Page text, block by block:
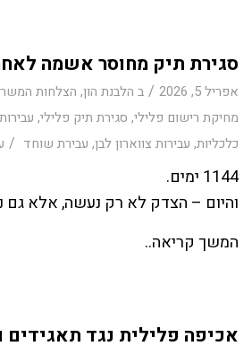
סגירת תיק מחוסר אשמה לאחר 1144
אפריל 5, 2026 / ב הלבנת הון, הצלחות
מחיקת רישום פלילי, סגירת תיק פלילי,
כלכליות, עבירות צווארון לבן, עבירת שוחד /
1144 ימים.
והיום – הצדק לא רק נעשה, אלא גם
המשך קריאה..
אכיפה פלילית נגד תאגידים